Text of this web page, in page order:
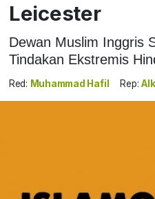
Leicester
Dewan Muslim Inggris
Tindakan Ekstremis
Red: Muhammad Hafil Rep: